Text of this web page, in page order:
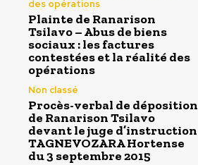
des opérations
Plainte de Ranarison
Tsilavo – Abus de biens
sociaux : les factures
contestées et la réalité des
opérations
Non classé
Procès-verbal de déposition
de Ranarison Tsilavo
devant le juge d’instruction
TAGNEVOZARA Hortense
du 3 septembre 2015